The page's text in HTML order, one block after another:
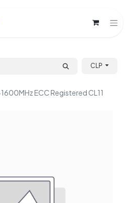
CLP
ECC Registered CL11